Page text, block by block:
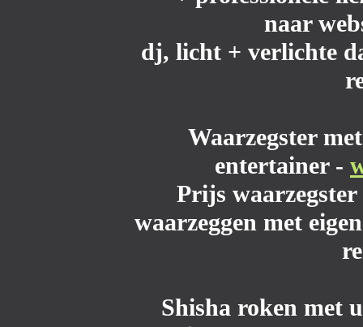
naar
dj, licht + verlichte
Waarzegstermet
entertainer -
Prijs
waarzeggen met
Shisha roken met